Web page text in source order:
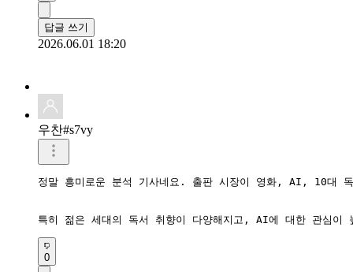
답글 쓰기
2026.06.01 18:20
우찬#s7vy
정말 흥미로운 분석 기사네요. 출판 시장이 영화, AI, 10대
특히 젊은 세대의 독서 취향이 다양해지고, AI에 대한 관심이
0